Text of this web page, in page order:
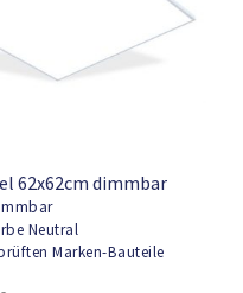
62x62cm dimmbar
Neutral
Marken-Bauteile